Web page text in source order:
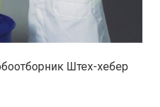
Штех-хебер